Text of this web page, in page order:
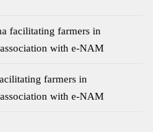
facilitating farmers in
with e-NAM
farmers in
with e-NAM